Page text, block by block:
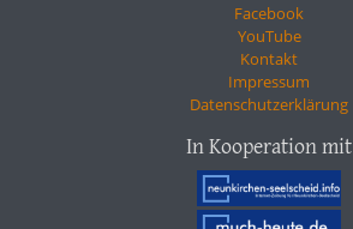
Facebook
YouTube
Kontakt
Impressum
Datenschutzerklärung
In Kooperation mit